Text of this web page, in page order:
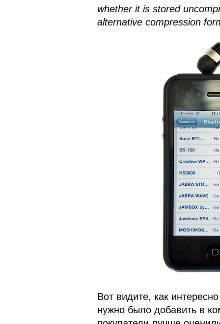
whether it is stored
alternative compression
Вот видите, как
нужно было добавить в